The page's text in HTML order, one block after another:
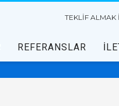
TEKLİF ALMAK
REFERANSLAR